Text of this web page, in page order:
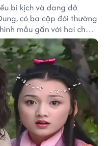
bi kịch và dang dở
có ba cặp đôi thường
mẫu gần với hai chữ